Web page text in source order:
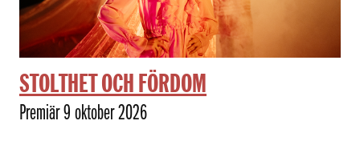
STOLTHET OCH FÖRDOM
Premiär 9 oktober 2026